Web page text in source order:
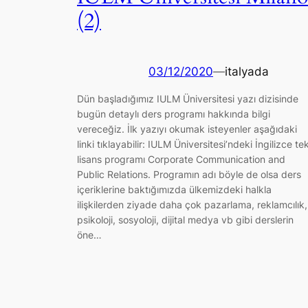
(2)
03/12/2020—italyada
Dün başladığımız IULM Üniversitesi yazı dizisinde
bugün detaylı ders programı hakkında bilgi
vereceğiz. İlk yazıyı okumak isteyenler aşağıdaki
linki tıklayabilir: IULM Üniversitesi’ndeki İngilizce
lisans programı Corporate Communication and
Public Relations. Programın adı böyle de olsa ders
içeriklerine baktığımızda ülkemizdeki halkla
ilişkilerden ziyade daha çok pazarlama, reklamcılık,
psikoloji, sosyoloji, dijital medya vb gibi derslerin
öne…